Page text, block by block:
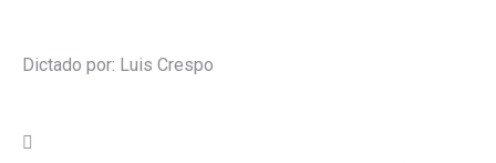
Dictado por: Luis Crespo
